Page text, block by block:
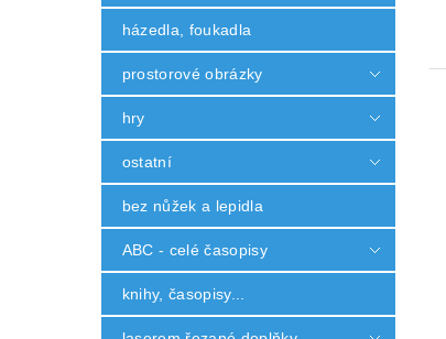
házedla, foukadla
prostorové obrázky
hry
ostatní
bez nůžek a lepidla
ABC - celé časopisy
knihy, časopisy...